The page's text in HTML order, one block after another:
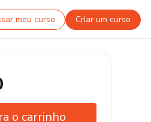
meu curso Criar um curso
o carrinho